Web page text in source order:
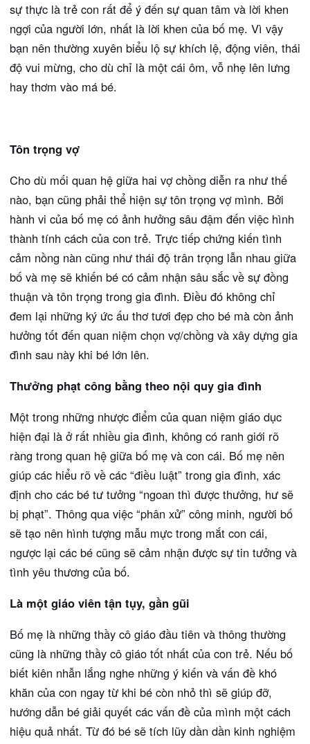
sự thực là trẻ con rất để ý đến sự quan tâm và lời khen
ngợi của người lớn, nhất là lời khen của bố mẹ. Vì vậy
bạn nên thường xuyên biểu lộ sự khích lệ, động viên, thái
độ vui mừng, cho dù chỉ là một cái ôm, vỗ nhẹ lên lưng
hay thơm vào má bé.
Tôn trọng vợ
Cho dù mối quan hệ giữa hai vợ chồng diễn ra như thế
nào, bạn cũng phải thể hiện sự tôn trọng vợ mình. Bởi
hành vi của bố mẹ có ảnh hưởng sâu đậm đến việc hình
thành tính cách của con trẻ. Trực tiếp chứng kiến tình
cảm nồng nàn cũng như thái độ trân trọng lẫn nhau giữa
bố và mẹ sẽ khiến bé có cảm nhận sâu sắc về sự đồng
thuận và tôn trọng trong gia đình. Điều đó không chỉ
đem lại những ký ức ấu thơ tươi đẹp cho bé mà còn ảnh
hưởng tốt đến quan niệm chọn vợ/chồng và xây dựng gia
đình sau này khi bé lớn lên.
Thưởng phạt công bằng theo nội quy gia đình
Một trong những nhược điểm của quan niệm giáo dục
hiện đại là ở rất nhiều gia đình, không có ranh giới rõ
ràng trong quan hệ giữa bố mẹ và con cái. Bố mẹ nên
giúp các hiểu rõ về các “điều luật” trong gia đình, xác
định cho các bé tư tưởng “ngoan thì được thưởng, hư sẽ
bị phạt”. Thông qua việc “phân xử” công minh, người bố
sẽ tạo nên hình tượng mẫu mực trong mắt con cái,
ngược lại các bé cũng sẽ cảm nhận được sự tin tưởng và
tình yêu thương của bố.
Là một giáo viên tận tụy, gần gũi
Bố mẹ là những thầy cô giáo đầu tiên và thông thường
cũng là những thầy cô giáo tốt nhất của con trẻ. Nếu bố
biết kiên nhẫn lắng nghe những ý kiến và vấn đề khó
khăn của con ngay từ khi bé còn nhỏ thì sẽ giúp đỡ,
hướng dẫn bé giải quyết các vấn đề của mình một cách
hiệu quả nhất. Từ đó bé sẽ tích lũy dần dần kinh nghiệm